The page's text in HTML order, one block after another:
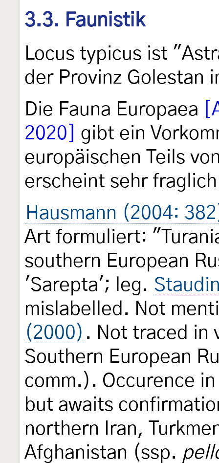
3.3. Faunistik
Locus typicus ist
der Provinz Golestan
Die Fauna Europaea
2020]
gibt ein
europäischen Teils
erscheint sehr
Hausmann (2004:
Art formuliert:
southern European
'Sarepta'; leg.
mislabelled. Not
(2000) . Not traced in
Southern European
comm.). Occurence
but awaits
northern Iran,
Afghanistan (ssp.